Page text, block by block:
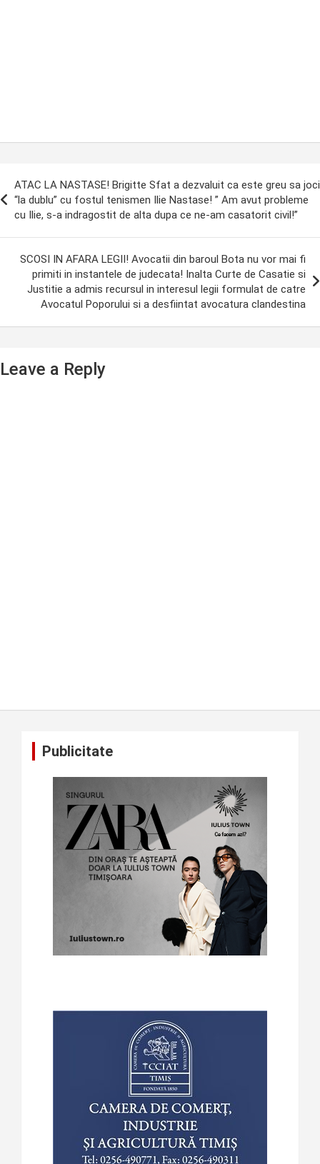
ATAC LA NASTASE! Brigitte Sfat a dezvaluit ca este greu sa joci
“la dublu” cu fostul tenismen Ilie Nastase! ” Am avut probleme
cu Ilie, s-a indragostit de alta dupa ce ne-am casatorit civil!”
SCOSI IN AFARA LEGII! Avocatii din baroul Bota nu vor mai fi
primiti in instantele de judecata! Inalta Curte de Casatie si
Justitie a admis recursul in interesul legii formulat de catre
Avocatul Poporului si a desfiintat avocatura clandestina
Leave a Reply
Publicitate